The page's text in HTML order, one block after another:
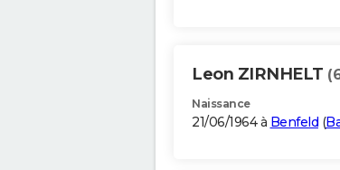
Leon ZIRNHELT
Naissance
21/06/1964 à Benfeld (